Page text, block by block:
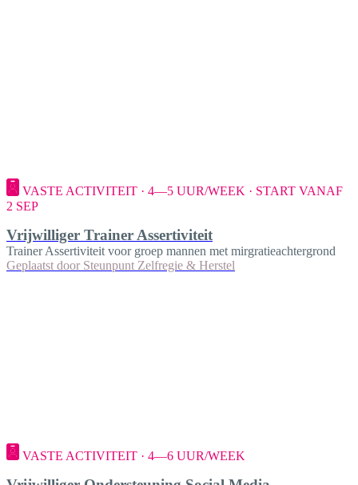
VASTE ACTIVITEIT · 4—5 UUR/WEEK · START VANAF
2 SEP
Vrijwilliger Trainer Assertiviteit
Trainer Assertiviteit voor groep mannen met mirgratieachtergrond
Geplaatst door Steunpunt Zelfregie & Herstel
VASTE ACTIVITEIT · 4—6 UUR/WEEK